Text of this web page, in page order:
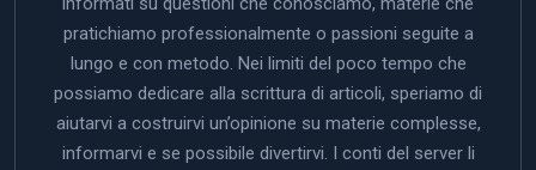
pratichiamo professionalmente o passioni seguite a
lungo e con metodo. Nei limiti del poco tempo che
possiamo dedicare alla scrittura di articoli, speriamo di
aiutarvi a costruirvi un’opinione su materie complesse,
informarvi e se possibile divertirvi. I conti del server li